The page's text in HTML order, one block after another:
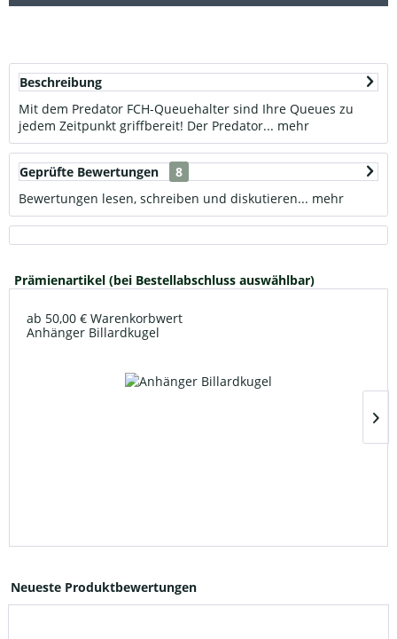
Beschreibung
Mit dem Predator FCH-Queuehalter sind Ihre Queues zu
jedem Zeitpunkt griffbereit! Der Predator... mehr
Geprüfte Bewertungen
8
Bewertungen lesen, schreiben und diskutieren... mehr
Prämienartikel (bei Bestellabschluss auswählbar)
ab 50,00 € Warenkorbwert
Anhänger Billardkugel
Neueste Produktbewertungen